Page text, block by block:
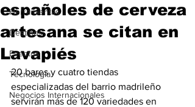
Herramientas
Destinos
Eventos
Tecnología
Negocios Internacionales
españoles de cerveza
artesana se citan en
Lavapiés
20 bares y cuatro tiendas
especializadas del barrio madrileño
servirán más de 120 variedades en